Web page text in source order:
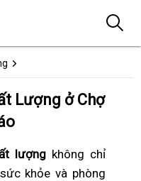
Lượng ở Chợ
lượng không chỉ
khỏe và phòng